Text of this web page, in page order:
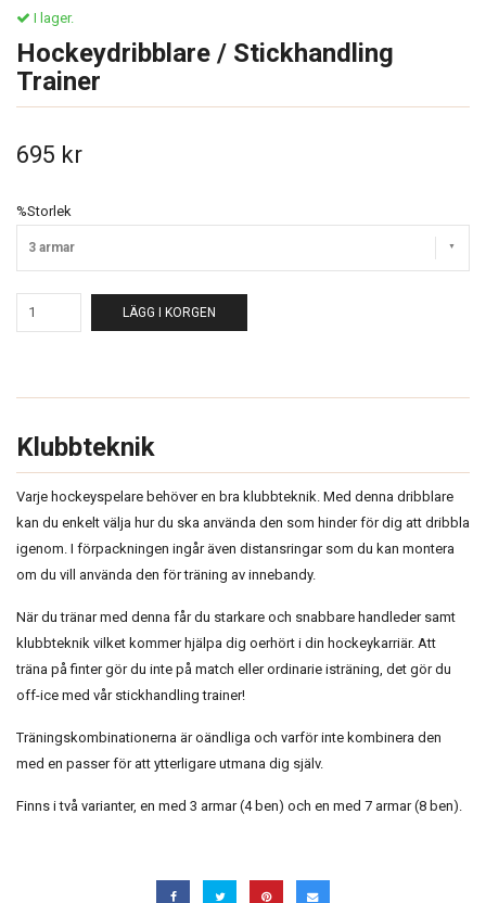
I lager.
Hockeydribblare / Stickhandling
Trainer
695 kr
%Storlek
3 armar
LÄGG I KORGEN
Klubbteknik
Varje hockeyspelare behöver en bra klubbteknik. Med denna dribblare
kan du enkelt välja hur du ska använda den som hinder för dig att dribbla
igenom. I förpackningen ingår även distansringar som du kan montera
om du vill använda den för träning av innebandy.
När du tränar med denna får du starkare och snabbare handleder samt
klubbteknik vilket kommer hjälpa dig oerhört i din hockeykarriär. Att
träna på finter gör du inte på match eller ordinarie isträning, det gör du
off-ice med vår stickhandling trainer!
Träningskombinationerna är oändliga och varför inte kombinera den
med en passer för att ytterligare utmana dig själv.
Finns i två varianter, en med 3 armar (4 ben) och en med 7 armar (8 ben).